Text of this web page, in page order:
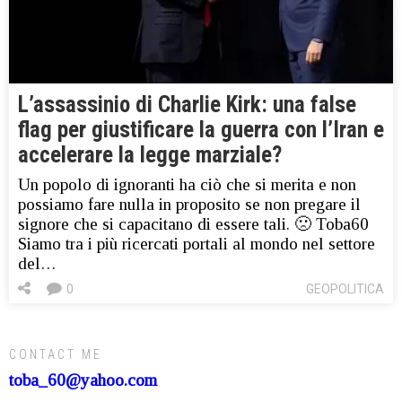
L’assassinio di Charlie Kirk: una false
flag per giustificare la guerra con l’Iran e
accelerare la legge marziale?
Un popolo di ignoranti ha ciò che si merita e non
possiamo fare nulla in proposito se non pregare il
signore che si capacitano di essere tali. 🙁 Toba60
Siamo tra i più ricercati portali al mondo nel settore
del…
GEOPOLITICA
0
CONTACT ME
toba_60@yahoo.com